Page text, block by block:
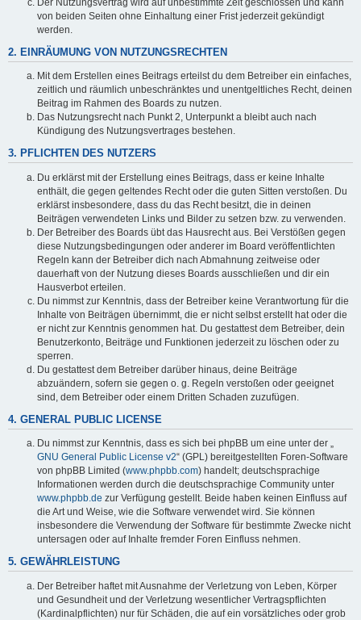
Der Nutzungsvertrag wird auf unbestimmte Zeit geschlossen und kann
von beiden Seiten ohne Einhaltung einer Frist jederzeit gekündigt
werden.
2. EINRÄUMUNG VON NUTZUNGSRECHTEN
Mit dem Erstellen eines Beitrags erteilst du dem Betreiber ein einfaches,
zeitlich und räumlich unbeschränktes und unentgeltliches Recht, deinen
Beitrag im Rahmen des Boards zu nutzen.
Das Nutzungsrecht nach Punkt 2, Unterpunkt a bleibt auch nach
Kündigung des Nutzungsvertrages bestehen.
3. PFLICHTEN DES NUTZERS
Du erklärst mit der Erstellung eines Beitrags, dass er keine Inhalte
enthält, die gegen geltendes Recht oder die guten Sitten verstoßen. Du
erklärst insbesondere, dass du das Recht besitzt, die in deinen
Beiträgen verwendeten Links und Bilder zu setzen bzw. zu verwenden.
Der Betreiber des Boards übt das Hausrecht aus. Bei Verstößen gegen
diese Nutzungsbedingungen oder anderer im Board veröffentlichten
Regeln kann der Betreiber dich nach Abmahnung zeitweise oder
dauerhaft von der Nutzung dieses Boards ausschließen und dir ein
Hausverbot erteilen.
Du nimmst zur Kenntnis, dass der Betreiber keine Verantwortung für die
Inhalte von Beiträgen übernimmt, die er nicht selbst erstellt hat oder die
er nicht zur Kenntnis genommen hat. Du gestattest dem Betreiber, dein
Benutzerkonto, Beiträge und Funktionen jederzeit zu löschen oder zu
sperren.
Du gestattest dem Betreiber darüber hinaus, deine Beiträge
abzuändern, sofern sie gegen o. g. Regeln verstoßen oder geeignet
sind, dem Betreiber oder einem Dritten Schaden zuzufügen.
4. GENERAL PUBLIC LICENSE
Du nimmst zur Kenntnis, dass es sich bei phpBB um eine unter der „
GNU General Public License v2“ (GPL) bereitgestellten Foren-Software
von phpBB Limited (www.phpbb.com) handelt; deutschsprachige
Informationen werden durch die deutschsprachige Community unter
www.phpbb.de zur Verfügung gestellt. Beide haben keinen Einfluss auf
die Art und Weise, wie die Software verwendet wird. Sie können
insbesondere die Verwendung der Software für bestimmte Zwecke nicht
untersagen oder auf Inhalte fremder Foren Einfluss nehmen.
5. GEWÄHRLEISTUNG
Der Betreiber haftet mit Ausnahme der Verletzung von Leben, Körper
und Gesundheit und der Verletzung wesentlicher Vertragspflichten
(Kardinalpflichten) nur für Schäden, die auf ein vorsätzliches oder grob